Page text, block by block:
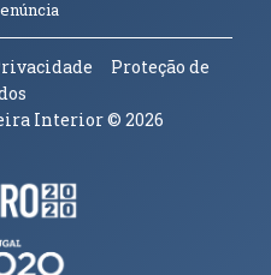
(abre em nova janela)
Proteção de
Interior© 2026